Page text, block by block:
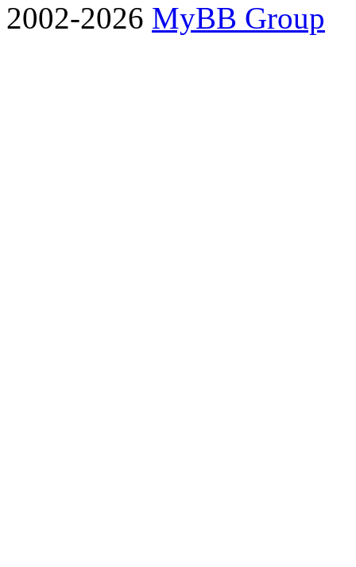
2002-2026 MyBB Group